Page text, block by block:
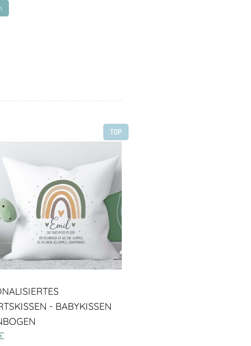
TOP
- BABYKISSEN